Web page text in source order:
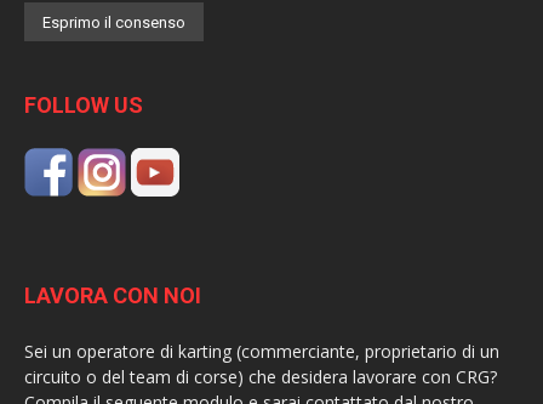
FOLLOW US
LAVORA CON NOI
Sei un operatore di karting (commerciante, proprietario di un
circuito o del team di corse) che desidera lavorare con CRG?